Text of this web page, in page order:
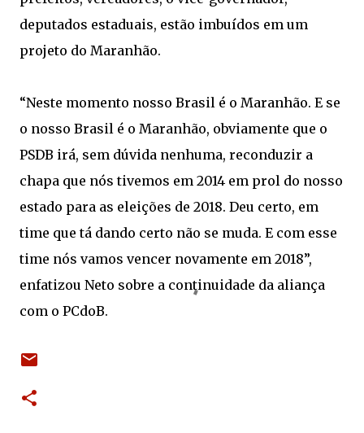
deputados estaduais, estão imbuídos em um
projeto do Maranhão.
“Neste momento nosso Brasil é o Maranhão. E se
o nosso Brasil é o Maranhão, obviamente que o
PSDB irá, sem dúvida nenhuma, reconduzir a
chapa que nós tivemos em 2014 em prol do nosso
estado para as eleições de 2018. Deu certo, em
time que tá dando certo não se muda. E com esse
time nós vamos vencer novamente em 2018”,
enfatizou Neto sobre a continuidade da aliança
com o PCdoB.